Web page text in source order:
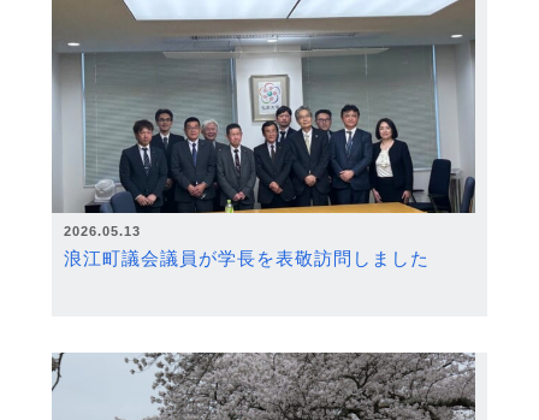
2026.05.13
浪江町議会議員が学長を表敬訪問しました